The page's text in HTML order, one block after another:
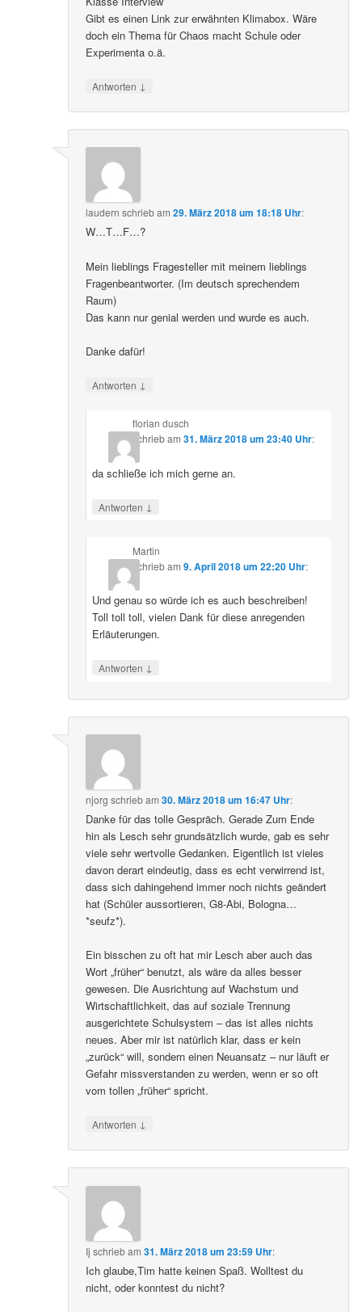
Gibt es einen Link zur erwähnten Klimabox. Wäre
doch ein Thema für Chaos macht Schule oder
Experimenta o.ä.
Antworten ↓
laudern schriebam29. März 2018 um 18:18 Uhr:
W…T…F…?
Mein lieblings Fragesteller mit meinem lieblings
Fragenbeantworter. (Im deutsch sprechendem
Raum)
Das kann nur genial werden und wurde es auch.
Danke dafür!
Antworten ↓
florian dusch
schriebam 31. März 2018 um 23:40 Uhr:
da schließe ich mich gerne an.
Antworten ↓
Martin
schriebam 9. April 2018 um 22:20 Uhr:
Und genau so würde ich es auch beschreiben!
Toll toll toll, vielen Dank für diese anregenden
Erläuterungen.
Antworten ↓
njorg schriebam30. März 2018 um 16:47 Uhr:
Danke für das tolle Gespräch. Gerade Zum Ende
hin als Lesch sehr grundsätzlich wurde, gab es sehr
viele sehr wertvolle Gedanken. Eigentlich ist vieles
davon derart eindeutig, dass es echt verwirrend ist,
dass sich dahingehend immer noch nichts geändert
hat (Schüler aussortieren, G8-Abi, Bologna…
*seufz*).
Ein bisschen zu oft hat mir Lesch aber auch das
Wort „früher“ benutzt, als wäre da alles besser
gewesen. Die Ausrichtung auf Wachstum und
Wirtschaftlichkeit, das auf soziale Trennung
ausgerichtete Schulsystem – das ist alles nichts
neues. Aber mir ist natürlich klar, dass er kein
„zurück“ will, sondern einen Neuansatz – nur läuft er
Gefahr missverstanden zu werden, wenn er so oft
vom tollen „früher“ spricht.
Antworten ↓
Ij schriebam31. März 2018 um 23:59 Uhr:
Ich glaube,Tim hatte keinen Spaß. Wolltest du
nicht, oder konntest du nicht?